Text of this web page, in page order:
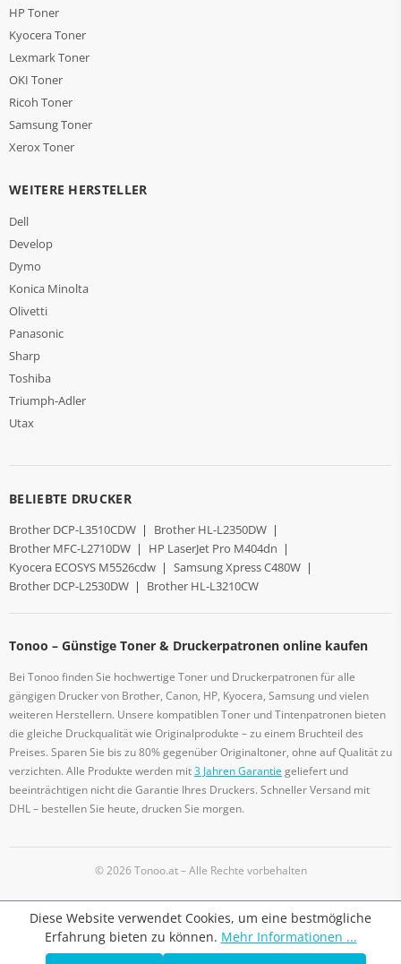
HP Toner
Kyocera Toner
Lexmark Toner
OKI Toner
Ricoh Toner
Samsung Toner
Xerox Toner
WEITERE HERSTELLER
Dell
Develop
Dymo
Konica Minolta
Olivetti
Panasonic
Sharp
Toshiba
Triumph-Adler
Utax
BELIEBTE DRUCKER
Brother DCP-L3510CDW | Brother HL-L2350DW |
Brother MFC-L2710DW | HP LaserJet Pro M404dn |
Kyocera ECOSYS M5526cdw | Samsung Xpress C480W |
Brother DCP-L2530DW | Brother HL-L3210CW
Tonoo – Günstige Toner & Druckerpatronen online kaufen
Bei Tonoo finden Sie hochwertige Toner und Druckerpatronen für alle
gängigen Drucker von Brother, Canon, HP, Kyocera, Samsung und vielen
weiteren Herstellern. Unsere kompatiblen Toner und Tintenpatronen bieten
die gleiche Druckqualität wie Originalprodukte – zu einem Bruchteil des
Preises. Sparen Sie bis zu 80% gegenüber Originaltoner, ohne auf Qualität zu
verzichten. Alle Produkte werden mit3 Jahren Garantiegeliefert und
beeinträchtigen nicht die Garantie Ihres Druckers. Schneller Versand mit
DHL – bestellen Sie heute, drucken Sie morgen.
© 2026 Tonoo.at – Alle Rechte vorbehalten
Diese Website verwendet Cookies, um eine bestmögliche
Erfahrung bieten zu können. Mehr Informationen ...